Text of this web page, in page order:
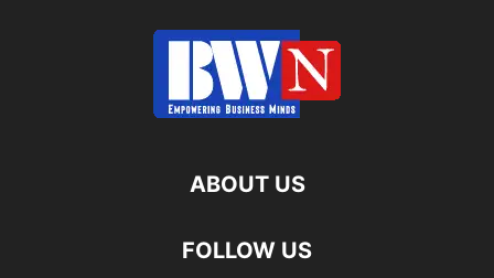
ABOUT US
FOLLOW US